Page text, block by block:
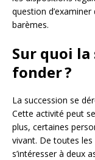
question
barèmes.
Sur quoi
fonder ?
La succession se
Cette activité peut
plus, certaines
vivant. De toutes
s’intéresser à deux